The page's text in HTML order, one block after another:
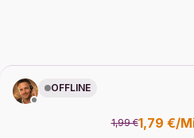
OFFLINE
1,99 €1,79 €/